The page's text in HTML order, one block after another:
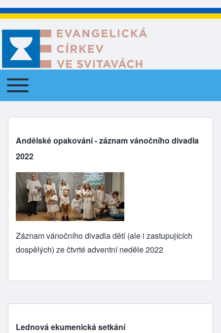
Main navigation
Toggle main menu
Andělské opakování - záznam vánočního divadla
2022
Záznam vánočního divadla dětí (ale i zastupujících
dospělých) ze čtvrté adventní neděle 2022
Lednová ekumenická setkání